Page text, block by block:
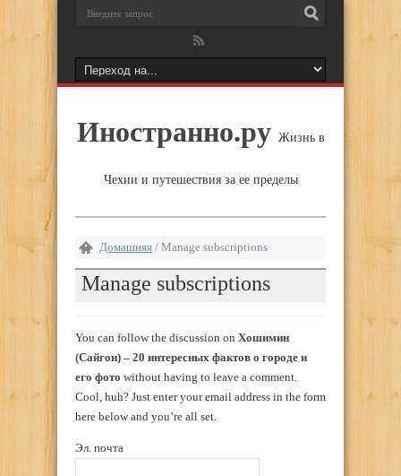
Иностранно.ру Жизнь в
Чехии и путешествия за ее пределы
Домашняя / Manage subscriptions
Manage subscriptions
You can follow the discussion on Хошимин
(Сайгон) – 20 интересных фактов о городе и
его фото without having to leave a comment.
Cool, huh? Just enter your email address in the form
here below and you’re all set.
Эл. почта